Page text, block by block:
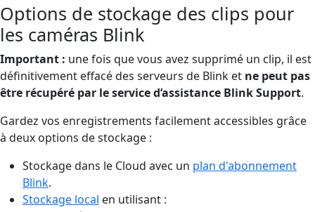
Options de stockage des clips pour
les caméras Blink
Important : une fois que vous avez supprimé un clip, il est
définitivement effacé des serveurs de Blink et ne peut pas
être récupéré par le service d’assistance Blink Support.
Gardez vos enregistrements facilement accessibles grâce
à deux options de stockage :
Stockage dans le Cloud avec un plan d'abonnement
Blink.
Stockage local en utilisant :